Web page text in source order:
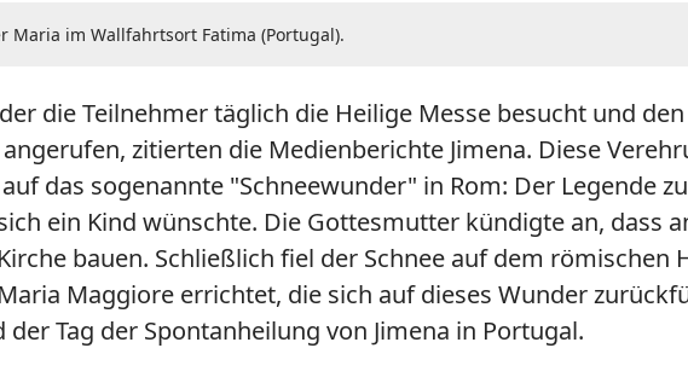
Maria im Wallfahrtsort Fatima (Portugal).
die Teilnehmer täglich die Heilige Messe besucht und
zitierten die Medienberichte Jimena. Diese
das sogenannte "Schneewunder" in Rom: Der Legende
ein Kind wünschte. Die Gottesmutter kündigte an, dass
bauen. Schließlich fiel der Schnee auf dem römischen
Maggiore errichtet, die sich auf dieses Wunder
Tag der Spontanheilung von Jimena in Portugal.